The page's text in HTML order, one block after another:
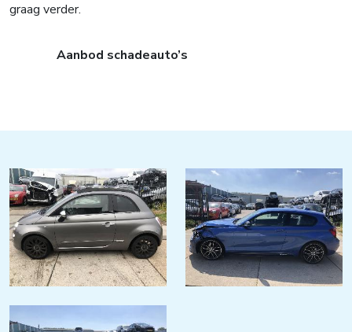
graag verder.
Aanbod schadeauto’s